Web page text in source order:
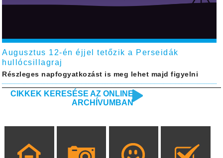
Augusztus 12-én éjjel tetőzik a Perseidák
hullócsillagraj
Részleges napfogyatkozást is meg lehet majd figyelni
CIKKEK KERESÉSE AZ ONLINE
ARCHÍVUMBAN